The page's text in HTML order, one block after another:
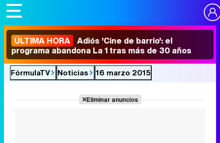
ÚLTIMA HORA Adiós 'Cine de barrio': el
programa abandona La 1 tras más de 30 años
FórmulaTV Noticias 16 marzo 2015
Eliminar anuncios